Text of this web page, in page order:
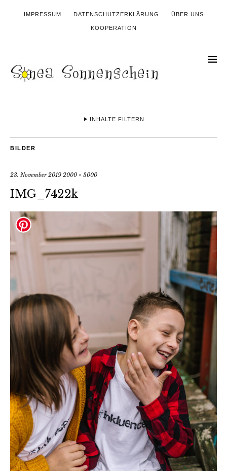
IMPRESSUM DATENSCHUTZERKLÄRUNG ÜBER UNS
KOOPERATION
INHALTE FILTERN
BILDER
23. November 2019 2000 × 3000
IMG_7422k